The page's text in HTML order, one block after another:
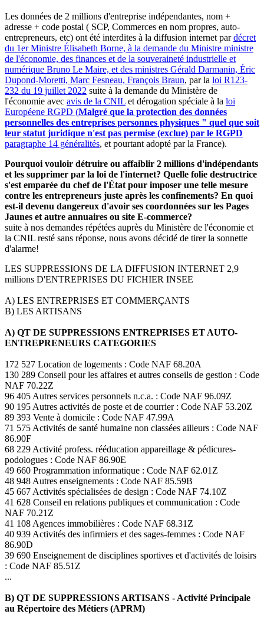
Les données de 2 millions d'entreprise indépendantes, nom +
adresse + code postal ( SCP, Commerces en nom propres, auto-
entrepreneurs, etc) ont été interdites à la diffusion internet pardécret
du 1er Ministre Élisabeth Borne, à la demande du Ministre ministre
de l'économie, des finances et de la souveraineté industrielle et
numérique Bruno Le Maire, et des ministres Gérald Darmanin, Éric
Dupond-Moretti, Marc Fesneau, François Braun, par la loi R123-
232 du 19 juillet 2022 suite à la demande du Ministère de
l'économie avec avis de la CNIL et dérogation spéciale à la loi
Européene RGPD (Malgré que la protection des données
personnelles des entreprises personnes physiques " quel que soit
leur statut juridique n'est pas permise (exclue) par le RGPD
paragraphe 14 généralités, et pourtant adopté par la France).
Pourquoi vouloir détruire ou affaiblir 2 millions d'indépendants
et les supprimer par la loi de l'internet? Quelle folie destructrice
s'est emparée du chef de l'État pour imposer une telle mesure
contre les entrepreneurs juste après les confinements? En quoi
est-il devenu dangereux d'avoir ses coordonnées sur les Pages
Jaunes et autre annuaires ou site E-commerce?
suite à nos demandes répétées auprès du Ministère de l'économie et
la CNIL resté sans réponse, nous avons décidé de tirer la sonnette
d'alarme!
LES SUPPRESSIONS DE LA DIFFUSION INTERNET 2,9
millions D'ENTREPRISES DU FICHIER INSEE
A) LES ENTREPRISES ET COMMERÇANTS
B) LES ARTISANS
A) QT DE SUPPRESSIONS ENTREPRISES ET AUTO-
ENTREPRENEURS CATEGORIES
172 527 Location de logements : Code NAF 68.20A
130 289 Conseil pour les affaires et autres conseils de gestion : Code
NAF 70.22Z
96 405 Autres services personnels n.c.a. : Code NAF 96.09Z
90 195 Autres activités de poste et de courrier : Code NAF 53.20Z
89 393 Vente à domicile : Code NAF 47.99A
71 575 Activités de santé humaine non classées ailleurs : Code NAF
86.90F
68 229 Activité profess. rééducation appareillage & pédicures-
podologues : Code NAF 86.90E
49 660 Programmation informatique : Code NAF 62.01Z
48 948 Autres enseignements : Code NAF 85.59B
45 667 Activités spécialisées de design : Code NAF 74.10Z
41 628 Conseil en relations publiques et communication : Code
NAF 70.21Z
41 108 Agences immobilières : Code NAF 68.31Z
40 939 Activités des infirmiers et des sages-femmes : Code NAF
86.90D
39 690 Enseignement de disciplines sportives et d'activités de loisirs
: Code NAF 85.51Z
...
B) QT DE SUPPRESSIONS ARTISANS - Activité Principale
au Répertoire des Métiers (APRM)